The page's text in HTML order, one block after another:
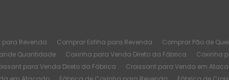
Revenda Comprar Esfiha para Revenda Comprar Pão de
Quantidade Coxinha para Venda Direto da Fábrica
Coxinha
para Venda Direto da Fábrica Croissant para Venda em